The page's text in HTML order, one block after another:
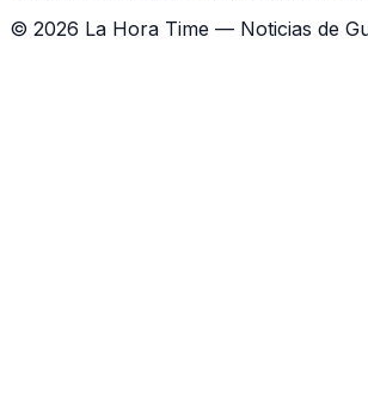
© 2026 La Hora Time — Noticias de